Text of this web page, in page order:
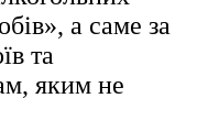
а саме за
та
яким не